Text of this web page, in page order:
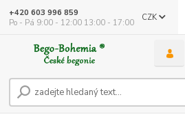
CZK
+420 603 996 859
Po - Pá 9:00 - 12:00 13:00 - 17:00